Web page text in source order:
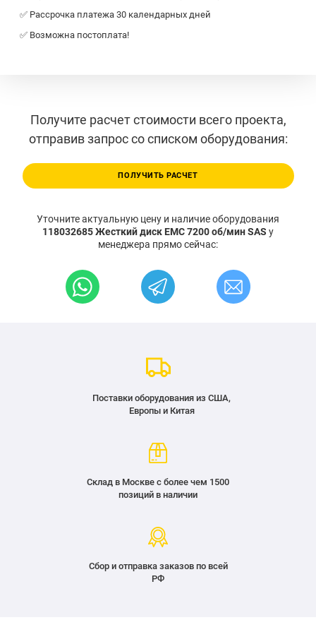
✅ Рассрочка платежа 30 календарных дней
✅ Возможна постоплата!
Получите расчет стоимости всего проекта,
отправив запрос со списком оборудования:
ПОЛУЧИТЬ РАСЧЕТ
Уточните актуальную цену и наличие оборудования
118032685 Жесткий диск EMC 7200 об/мин SAS у
менеджера прямо сейчас:
Поставки оборудования из США,
Европы и Китая
Склад в Москве с более чем 1500
позиций в наличии
Сбор и отправка заказов по всей
РФ